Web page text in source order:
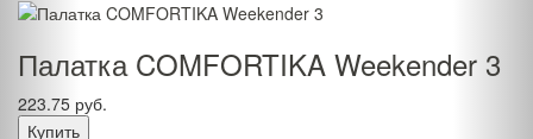
Палатка COMFORTIKA Weekender 3
223.75 руб.